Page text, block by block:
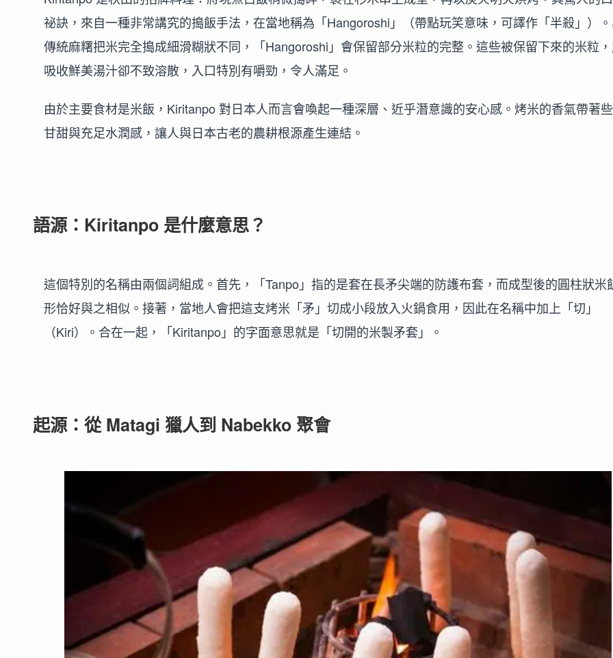
祕訣，來自一種非常講究的搗飯手法，在當地稱為「Hangoroshi」（帶點玩笑意味，可譯作「半殺」）
傳統麻糬把米完全搗成細滑糊狀不同，「Hangoroshi」會保留部分米粒的完整。這些被保留下來的米粒
吸收鮮美湯汁卻不致溶散，入口特別有嚼勁，令人滿足。
由於主要食材是米飯，Kiritanpo 對日本人而言會喚起一種深層、近乎潛意識的安心感。烤米的香氣帶著
甘甜與充足水潤感，讓人與日本古老的農耕根源產生連結。
語源：Kiritanpo 是什麼意思？
這個特別的名稱由兩個詞組成。首先，「Tanpo」指的是套在長矛尖端的防護布套，而成型後的圓柱狀米
形恰好與之相似。接著，當地人會把這支烤米「矛」切成小段放入火鍋食用，因此在名稱中加上「切」
（Kiri）。合在一起，「Kiritanpo」的字面意思就是「切開的米製矛套」。
起源：從 Matagi 獵人到 Nabekko 聚會